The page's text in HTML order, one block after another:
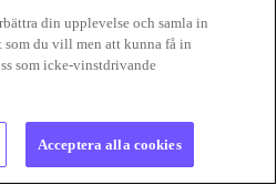
din upplevelse och samla in
som du vill men att kunna få in
som icke-vinstdrivande
Acceptera alla cookies